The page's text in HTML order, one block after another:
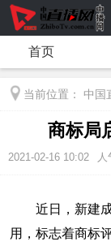
首页
当前位置： 中国
商标局
2021-02-16 10:02 人
近日，新建
用，标志着商标